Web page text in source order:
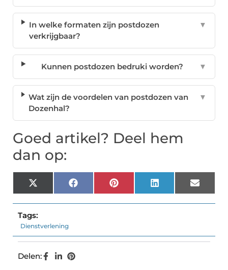
In welke formaten zijn postdozen
verkrijgbaar?
▼
Kunnen postdozen bedruki worden? ▼
Wat zijn de voordelen van postdozen van
Dozenhal?
▼
Goed artikel? Deel hem
dan op:
X
(Twitter)
FacebookPinterest LinkedIn Email
Tags:
Dienstverlening
Delen: